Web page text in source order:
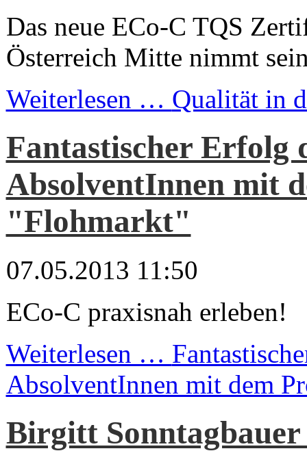
Das neue ECo-C TQS
Österreich Mitte nimmt
Weiterlesen … Qualität in
Fantastischer Erfolg
AbsolventInnen mit
"Flohmarkt"
07.05.2013 11:50
ECo-C praxisnah erleben!
Weiterlesen …
AbsolventInnen mit dem
Birgitt